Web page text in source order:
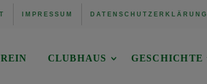
IMPRESSUM DATENSCHUTZERKLÄRUNG
CLUBHAUS GESCHICHTE